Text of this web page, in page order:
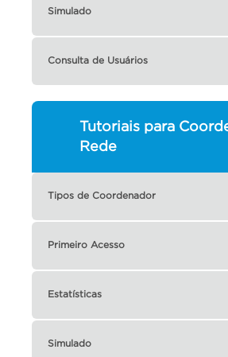
Simulado
Consulta de Usuários
Tutoriais para
Rede
Tipos de Coordenador
Primeiro Acesso
Estatísticas
Simulado